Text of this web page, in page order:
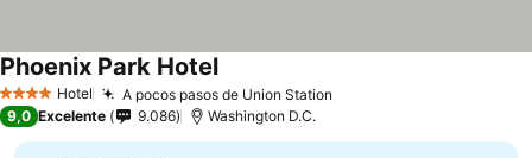
4 EstrellasHotel A pocos pasos de Union Station
Phoenix Park Hotel
9,0 Excelente 9.086 Washington D.C.